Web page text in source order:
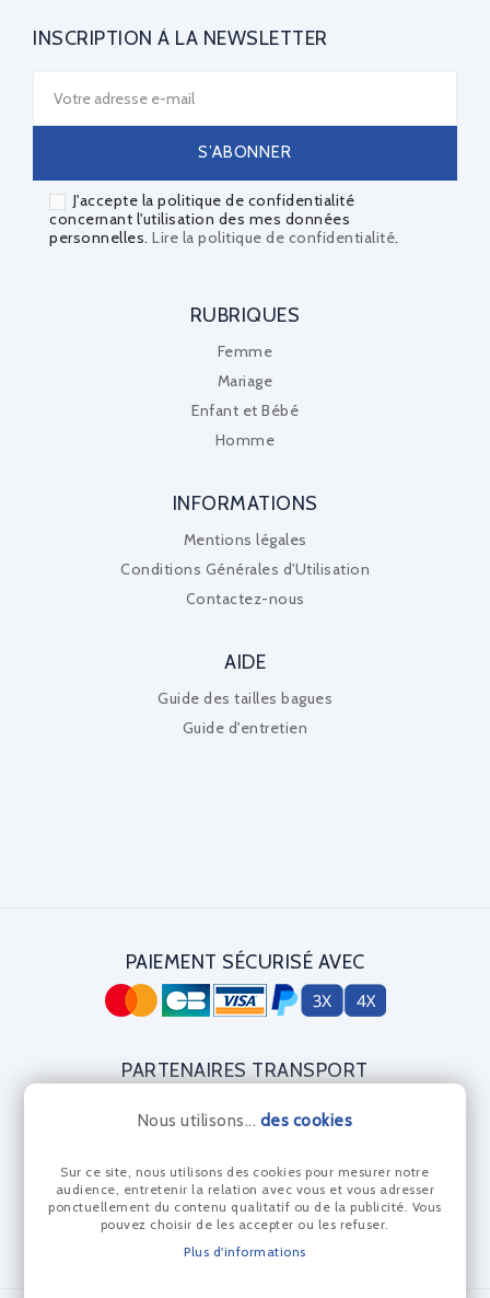
INSCRIPTION À LA NEWSLETTER
J'accepte la politique de confidentialité
concernant l'utilisation des mes données
personnelles. Lire la politique de confidentialité.
RUBRIQUES
Femme
Mariage
Enfant et Bébé
Homme
INFORMATIONS
Mentions légales
Conditions Générales d'Utilisation
Contactez-nous
AIDE
Guide des tailles bagues
Guide d'entretien
Nous utilisons... des cookies
Sur ce site, nous utilisons des cookies pour mesurer notre
audience, entretenir la relation avec vous et vous adresser
ponctuellement du contenu qualitatif ou de la publicité. Vous
pouvez choisir de les accepter ou les refuser.
Plus d'informations
PAIEMENT SÉCURISÉ AVEC
PARTENAIRES TRANSPORT
CERTIFICAT DIAMANT